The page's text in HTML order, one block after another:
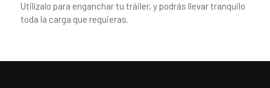
Utilízalo para enganchar tu tráiler, y podrás llevar tranquilo
toda la carga que requieras.